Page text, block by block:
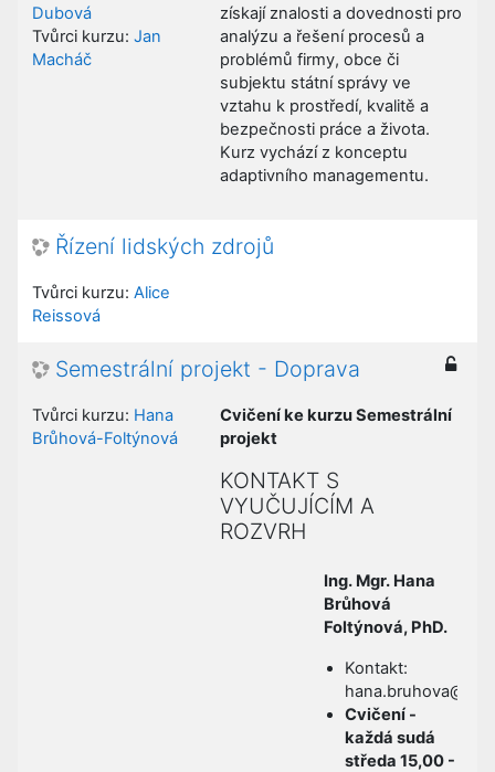
získají znalosti a dovednosti pro
analýzu a řešení procesů a
problémů firmy, obce či
subjektu státní správy ve
vztahu k prostředí, kvalitě a
bezpečnosti práce a života.
Kurz vychází z konceptu
adaptivního managementu.
Dubová
Tvůrci kurzu: Jan
Macháč
Řízení lidských zdrojů
Tvůrci kurzu: Alice
Reissová
Semestrální projekt - Doprava
Cvičení ke kurzu Semestrální
projekt
KONTAKT S
VYUČUJÍCÍM A
ROZVRH
Ing. Mgr. Hana
Brůhová
Foltýnová, PhD.
Kontakt:
Cvičení -
každá sudá
středa 15,00 -
Tvůrci kurzu: Hana
Brůhová-Foltýnová